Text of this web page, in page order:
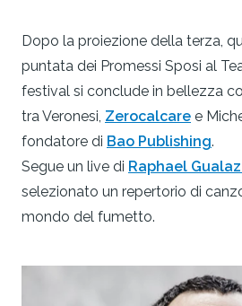
Dopo la proiezione della terza,
puntata dei Promessi Sposi al
festival si conclude in bellezza
tra Veronesi, Zerocalcare e
fondatore di Bao Publishing.
Segue un live di Raphael
selezionato un repertorio di
mondo del fumetto.